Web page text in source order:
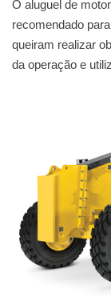
O aluguel de
recomendado
queiram realizar
da operação e